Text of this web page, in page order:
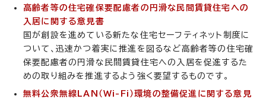
高齢者等の住宅確保要配慮者の円滑な民間賃貸住宅への
入居に関する意見書
国が創設を進めている新たな住宅セーフティネット制度に
ついて、迅速かつ着実に推進を図るなど高齢者等の住宅確
保要配慮者の円滑な民間賃貸住宅への入居を促進するた
めの取り組みを推進するよう強く要望するものです。
無料公衆無線LAN（Wi-Fi）環境の整備促進に関する意見